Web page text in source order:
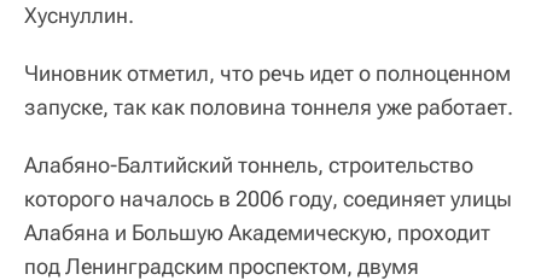
Хуснуллин.
Чиновник отметил, что речь идет о полноценном
запуске, так как половина тоннеля уже работает.
Алабяно-Балтийский тоннель, строительство
которого началось в 2006 году, соединяет улицы
Алабяна и Большую Академическую, проходит
под Ленинградским проспектом, двумя